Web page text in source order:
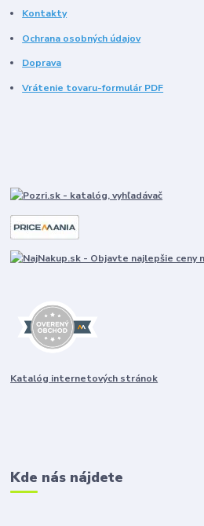
Kontakty
Ochrana osobných údajov
Doprava
Vrátenie tovaru-formulár PDF
Katalóg internetových stránok
Kde nás nájdete